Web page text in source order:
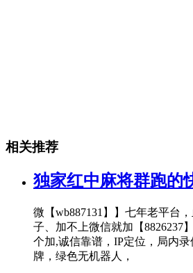
相关推荐
独家红中麻将群跑的
微【wb887131】】七年老平台
子、加不上微信就加【8826237
个加,诚信靠谱，IP定位，局内
牌，绿色无机器人，